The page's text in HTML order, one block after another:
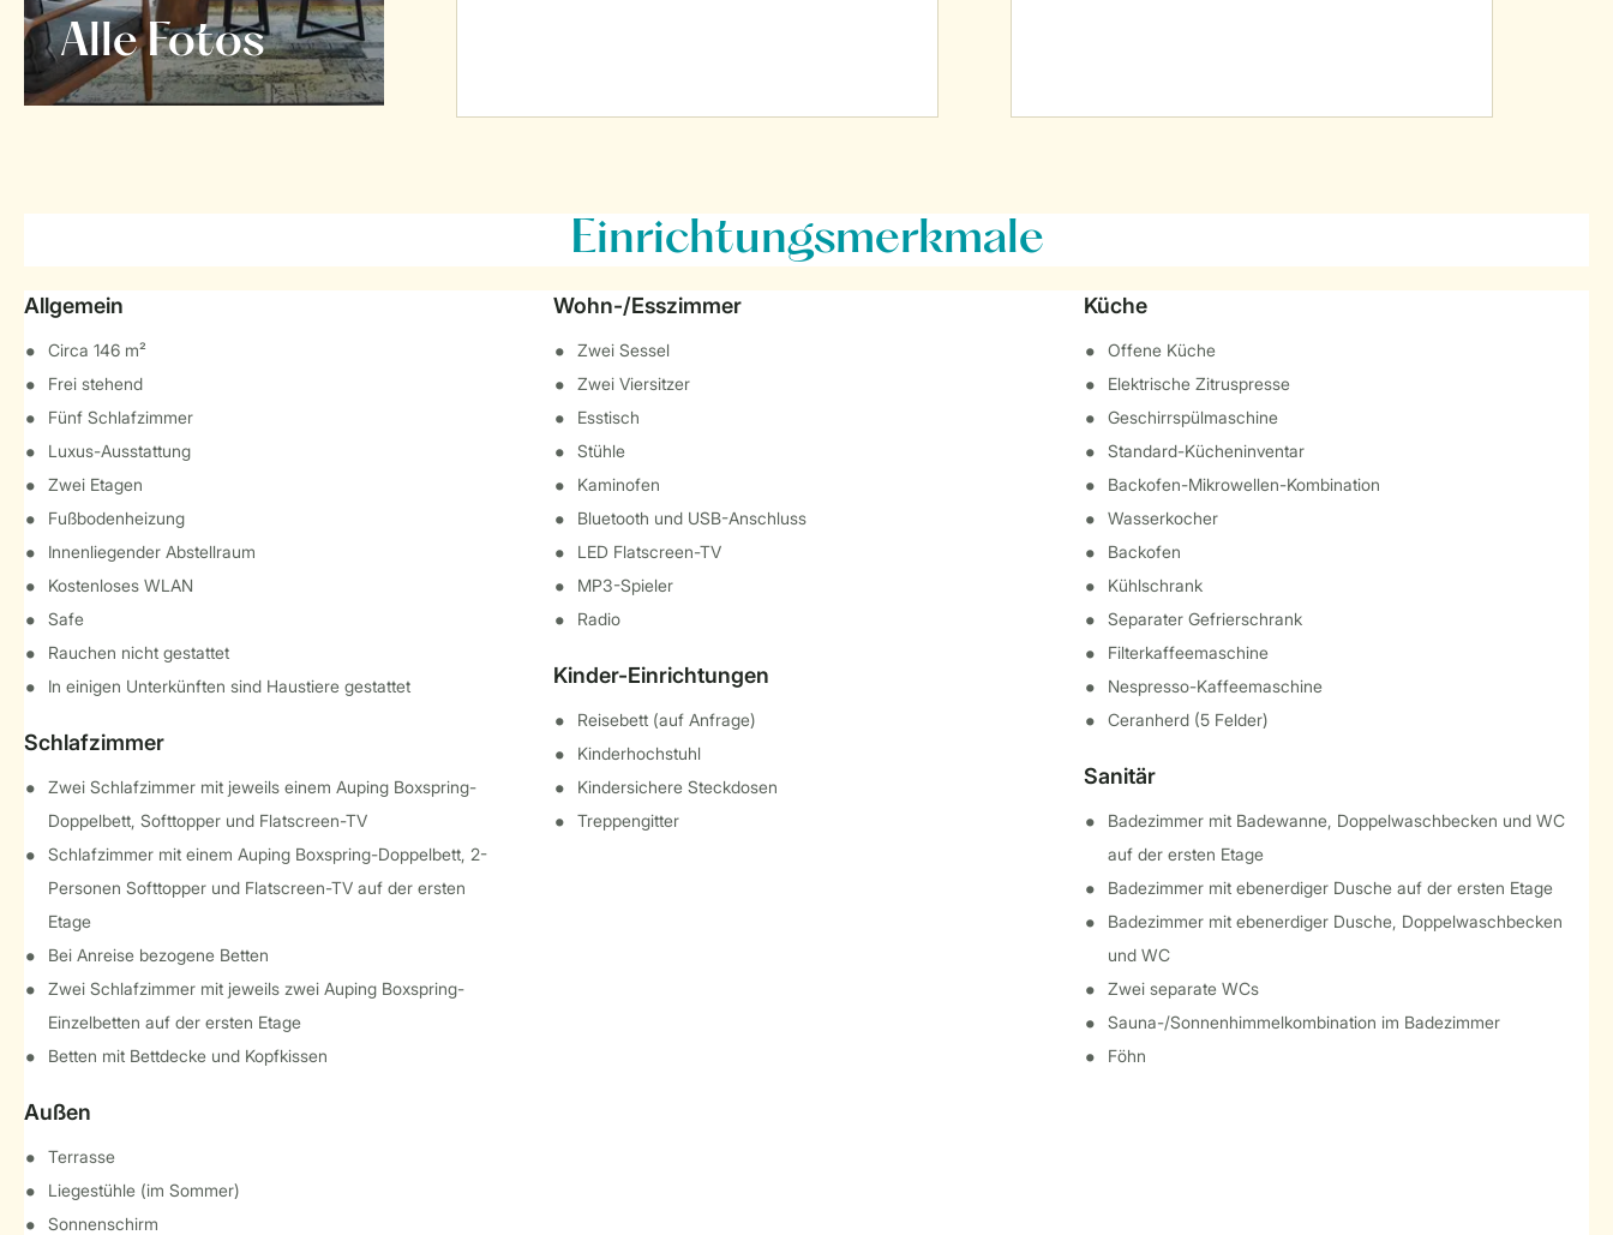
Alle Fotos
Einrichtungsmerkmale
Allgemein
Circa 146 m²
Frei stehend
Fünf Schlafzimmer
Luxus-Ausstattung
Zwei Etagen
Fußbodenheizung
Innenliegender Abstellraum
Kostenloses WLAN
Safe
Rauchen nicht gestattet
In einigen Unterkünften sind Haustiere gestattet
Schlafzimmer
Zwei Schlafzimmer mit jeweils einem Auping Boxspring-
Doppelbett, Softtopper und Flatscreen-TV
Schlafzimmer mit einem Auping Boxspring-Doppelbett, 2-
Personen Softtopper und Flatscreen-TV auf der ersten
Etage
Bei Anreise bezogene Betten
Zwei Schlafzimmer mit jeweils zwei Auping Boxspring-
Einzelbetten auf der ersten Etage
Betten mit Bettdecke und Kopfkissen
Außen
Terrasse
Liegestühle (im Sommer)
Sonnenschirm
Wohn-/Esszimmer
Zwei Sessel
Zwei Viersitzer
Esstisch
Stühle
Kaminofen
Bluetooth und USB-Anschluss
LED Flatscreen-TV
MP3-Spieler
Radio
Kinder-Einrichtungen
Reisebett (auf Anfrage)
Kinderhochstuhl
Kindersichere Steckdosen
Treppengitter
Küche
Offene Küche
Elektrische Zitruspresse
Geschirrspülmaschine
Standard-Kücheninventar
Backofen-Mikrowellen-Kombination
Wasserkocher
Backofen
Kühlschrank
Separater Gefrierschrank
Filterkaffeemaschine
Nespresso-Kaffeemaschine
Ceranherd (5 Felder)
Sanitär
Badezimmer mit Badewanne, Doppelwaschbecken und WC
auf der ersten Etage
Badezimmer mit ebenerdiger Dusche auf der ersten Etage
Badezimmer mit ebenerdiger Dusche, Doppelwaschbecken
und WC
Zwei separate WCs
Sauna-/Sonnenhimmelkombination im Badezimmer
Föhn